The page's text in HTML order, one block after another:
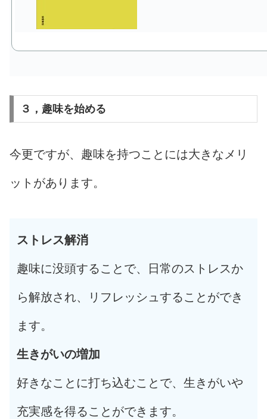
３，趣味を始める
今更ですが、趣味を持つことには大きなメリ
ットがあります。
ストレス解消
趣味に没頭することで、日常のストレスか
ら解放され、リフレッシュすることができ
ます。
生きがいの増加
好きなことに打ち込むことで、生きがいや
充実感を得ることができます。